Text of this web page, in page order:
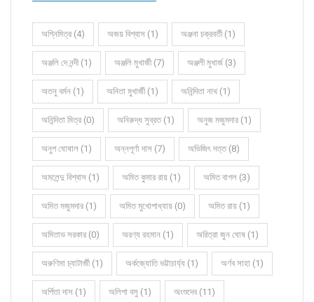
অগ্নিমিত্র (4) অজয় বিশ্বাস (1) অঞ্জনা চক্রবর্তী (1)
অঞ্জলি দে নন্দী (1) অঞ্জলি মুখার্জী (7) অঞ্জলী মুখার্জ (3)
অতনু বর্মন (1) অনিতা মুখার্জী (1) অনিন্দিতা নাথ (1)
অনিন্দিতা মিত্র (0) অনিরুদ্ধ সুব্রত (1) অনুজ মজুমদার (1)
অনুপ ঘোষাল (1) অন্নপূর্ণা দাস (7) অভিজিৎ দত্ত (8)
অমলেন্দু বিশ্বাস (1) অমিত কুমার রায় (1) অমিত বাগল (3)
অমিত মজুমদার (1) অমিত মুখোপাধ্যায় (0) অমিত রায় (1)
অমিতাভ সরকার (0) অরণ্য রহমান (1) অরিত্রা জুন ঘোষ (1)
অরুণিমা চ্যাটার্জী (1) অর্কজ্যোতি ভট্টাচার্য্য (1) অর্ণব সাহা (1)
অর্পিতা দাস (1) অলিপা বসু (1) অংশুদেব (11)